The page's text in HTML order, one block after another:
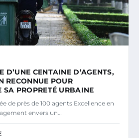
D’UNE CENTAINE D’AGENTS,
RECONNUE POUR
SA PROPRETÉ URBAINE
de près de 100 agents Excellence en
envers un…